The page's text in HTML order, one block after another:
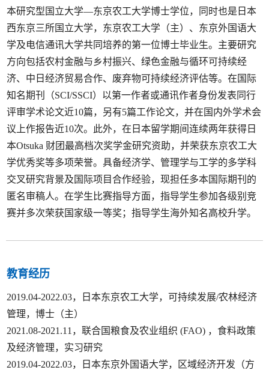
本研究型国立大学—东京农工大学博士学位，同时也是日本
西东京三所国立大学，东京农工大学（主）、东京外国语大
学及电信通讯大学共同培养的第一位博士毕业生。主要研究
方向包括农村金融与乡村振兴、绿色金融与循环可持续经
济、中日经济贸易合作、废弃物可持续经济评估等。在国际
知名期刊（SCI/SSCI）以第一作者或通讯作者身份发表同行
评审学术论文近10篇，另有5篇工作论文，并在国内外学术会
议上作报告近10次。此外，在日本留学期间连续两年获得日
本Otsuka 财团最高档次奖学金研究资助，并荣获东京农工大
学优秀奖等多项荣誉。具备经济学、管理学与工学的多学科
交叉研究背景及国际项目合作经验，现担任多本国际期刊的
匿名审稿人。在学生比赛指导方面，指导学生参加各级别竞
赛并多次荣获国家级一等奖；指导学生海外知名高校升学。
教育经历
2019.04-2022.03，日本东京农工大学，可持续发展/农林经济
管理，博士（主）
2021.08-2021.11，联合国粮食及农业组织 (FAO) ，食料政策
及经济管理，实习研究
2019.04-2022.03，日本东京外国语大学，区域经济开发（方